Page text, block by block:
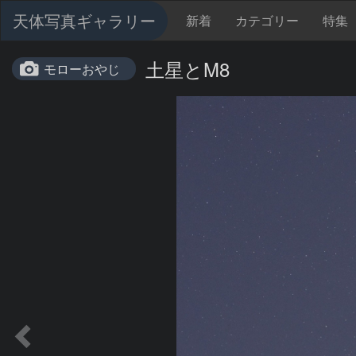
天体写真ギャラリー 新着 カテゴリー 特集
モローおやじ 土星とM8